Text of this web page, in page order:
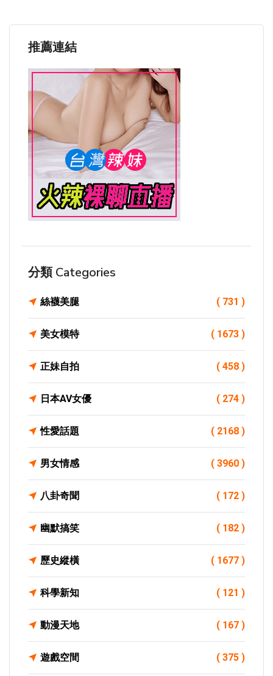
推薦連結
分類 Categories
絲襪美腿 ( 731 )
美女模特 ( 1673 )
正妹自拍 ( 458 )
日本AV女優 ( 274 )
性愛話題 ( 2168 )
男女情感 ( 3960 )
八卦奇聞 ( 172 )
幽默搞笑 ( 182 )
歷史縱橫 ( 1677 )
科學新知 ( 121 )
動漫天地 ( 167 )
遊戲空間 ( 375 )